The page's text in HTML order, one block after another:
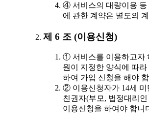
④ 서비스의 대량이용 등
에 관한 계약은 별도의
제 6 조 (이용신청)
① 서비스를 이용하고자
원이 지정한 양식에 따
하여 가입 신청을 해야
② 이용신청자가 14세 미
친권자(부모, 법정대리
이용신청을 하여야 합니